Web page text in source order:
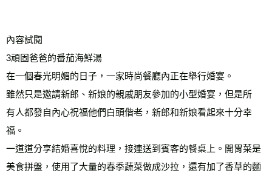
內容試閱
3頑固爸爸的番茄海鮮湯
在一個春光明媚的日子，一家時尚餐廳內正在舉行婚宴。
雖然只是邀請新郎、新娘的親戚朋友參加的小型婚宴，但是所
有人都發自內心祝福他們白頭偕老，新郎和新娘看起來十分幸
福。
一道道分享結婚喜悅的料理，接連送到賓客的餐桌上。開胃菜是
美食拼盤，使用了大量的春季蔬菜做成沙拉，還有加了香草的麵